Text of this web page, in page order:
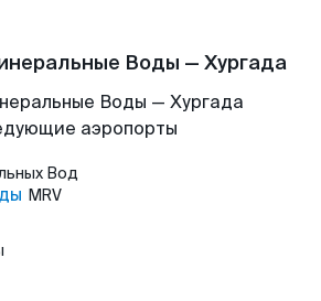
Воды — Хургада
Воды — Хургада
аэропорты
Вод
MRV